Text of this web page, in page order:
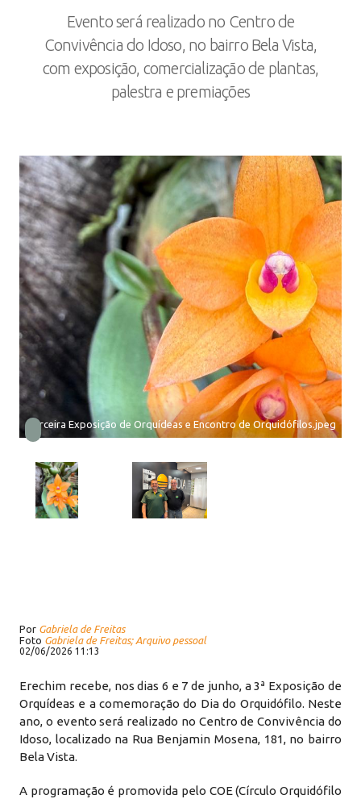
Evento será realizado no Centro de
Convivência do Idoso, no bairro Bela Vista,
com exposição, comercialização de plantas,
palestra e premiações
Terceira Exposição de Orquídeas e Encontro de Orquidófilos.jpeg
Por Gabriela de Freitas
Foto Gabriela de Freitas; Arquivo pessoal
02/06/2026 11:13
Erechim recebe, nos dias 6 e 7 de junho, a 3ª Exposição de
Orquídeas e a comemoração do Dia do Orquidófilo. Neste
ano, o evento será realizado no Centro de Convivência do
Idoso, localizado na Rua Benjamin Mosena, 181, no bairro
Bela Vista.
A programação é promovida pelo COE (Círculo Orquidófilo